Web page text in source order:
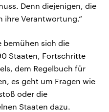
Denn diejenigen, die
ihre Verantwortung.“
bemühen sich die
Staaten, Fortschritte
dem Regelbuch für
es geht um Fragen wie
oder die
Staaten dazu.